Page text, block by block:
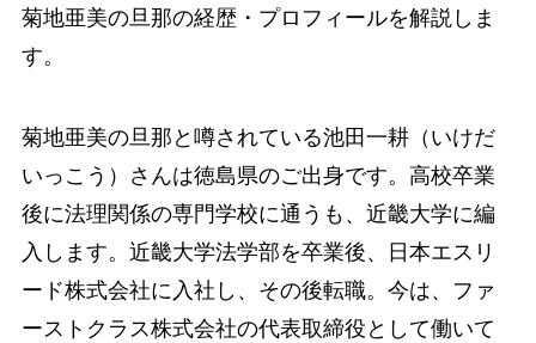
菊地亜美の旦那の経歴・プロフィールを解説しま
す。
菊地亜美の旦那と噂されている池田一耕（いけだ
いっこう）さんは徳島県のご出身です。高校卒業
後に法理関係の専門学校に通うも、近畿大学に編
入します。近畿大学法学部を卒業後、日本エスリ
ード株式会社に入社し、その後転職。今は、ファ
ーストクラス株式会社の代表取締役として働いて